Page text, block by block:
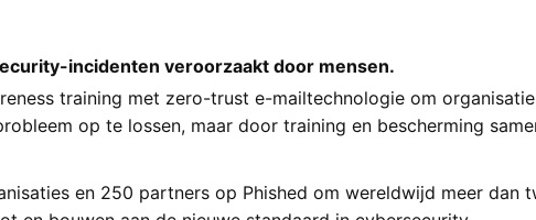
incidenten veroorzaakt door mensen.
training met zero-trust e-mailtechnologie om
op te lossen, maar door training en bescherming
en 250 partners op Phished om wereldwijd meer dan